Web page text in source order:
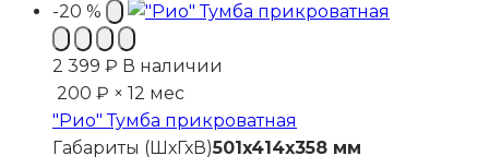
-20 %
2 399 ₽ В наличии
200 ₽ × 12 мес
"Рио" Тумба прикроватная
Габариты (ШхГхВ)501x414x358 мм